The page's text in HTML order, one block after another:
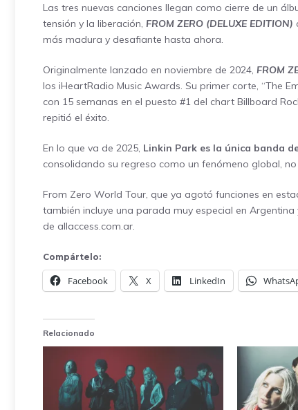
Las tres nuevas canciones llegan como cierre de un
tensión y la liberación, FROM ZERO (DELUXE EDITION)
más madura y desafiante hasta ahora.
Originalmente lanzado en noviembre de 2024, FROM
los iHeartRadio Music Awards. Su primer corte, “The
con 15 semanas en el puesto #1 del chart Billboard
repitió el éxito.
En lo que va de 2025, Linkin Park es la única banda
consolidando su regreso como un fenómeno global,
From Zero World Tour, que ya agotó funciones en
también incluye una parada muy especial en
de allaccess.com.ar.
Compártelo:
Facebook X LinkedIn
Relacionado